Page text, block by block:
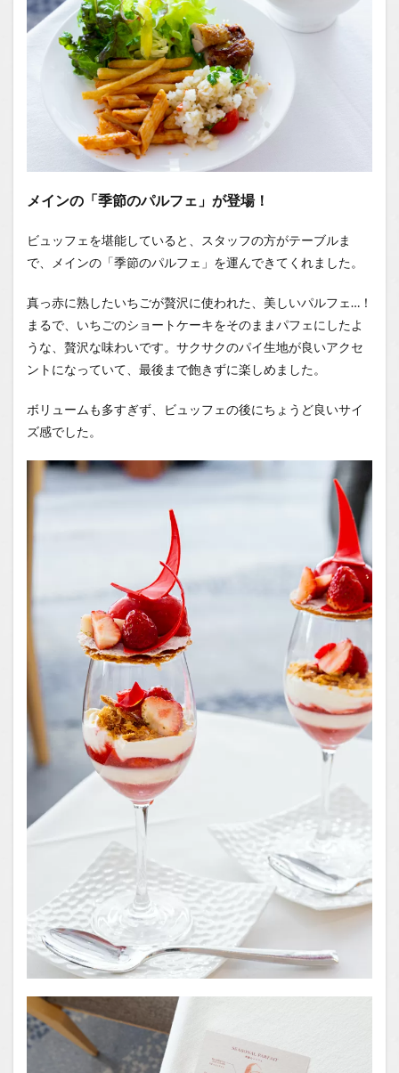
メインの「季節のパルフェ」が登場！
ビュッフェを堪能していると、スタッフの方がテーブルま
で、メインの「季節のパルフェ」を運んできてくれました。
真っ赤に熟したいちごが贅沢に使われた、美しいパルフェ…！
まるで、いちごのショートケーキをそのままパフェにしたよ
うな、贅沢な味わいです。サクサクのパイ生地が良いアクセ
ントになっていて、最後まで飽きずに楽しめました。
ボリュームも多すぎず、ビュッフェの後にちょうど良いサイ
ズ感でした。